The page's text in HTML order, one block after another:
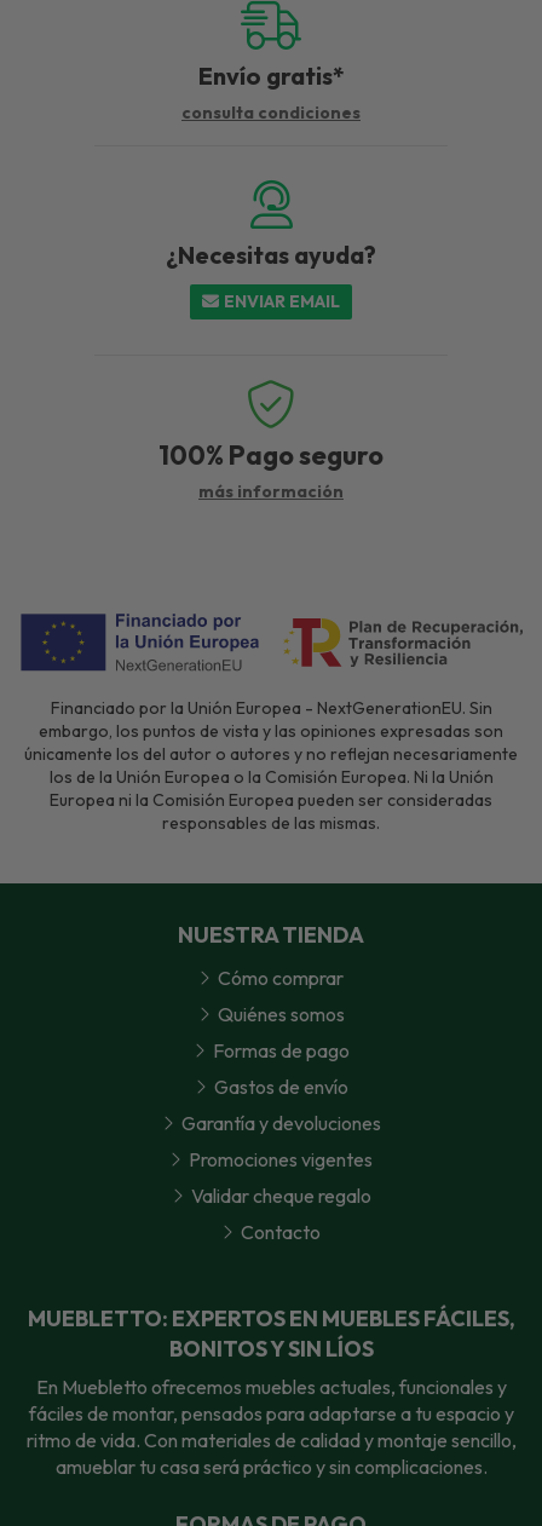
Envío gratis*
consulta condiciones
¿Necesitas ayuda?
ENVIAR EMAIL
100% Pago seguro
más información
Financiado por la Unión Europea - NextGenerationEU. Sin
embargo, los puntos de vista y las opiniones expresadas son
únicamente los del autor o autores y no reflejan necesariamente
los de la Unión Europea o la Comisión Europea. Ni la Unión
Europea ni la Comisión Europea pueden ser consideradas
responsables de las mismas.
MUEBLETTO: EXPERTOS EN MUEBLES FÁCILES,
BONITOS Y SIN LÍOS
En Muebletto ofrecemos muebles actuales, funcionales y
fáciles de montar, pensados para adaptarse a tu espacio y
ritmo de vida. Con materiales de calidad y montaje sencillo,
amueblar tu casa será práctico y sin complicaciones.
NUESTRA TIENDA
Cómo comprar
Quiénes somos
Formas de pago
Gastos de envío
Garantía y devoluciones
Promociones vigentes
Validar cheque regalo
Contacto